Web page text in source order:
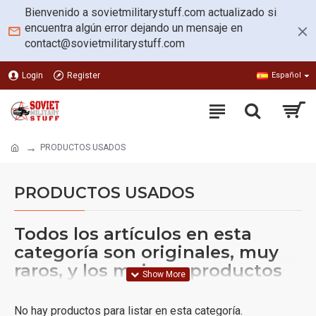
Bienvenido a sovietmilitarystuff.com actualizado si
encuentra algún error dejando un mensaje en
contact@sovietmilitarystuff.com
Login Register Español
PRODUCTOS USADOS
PRODUCTOS USADOS
Todos los artículos en esta
categoría son originales, muy
raros, y los mejores productos
colección de artículos hechos
No hay productos para listar en esta categoría.